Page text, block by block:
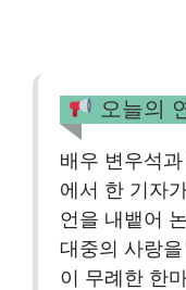
오늘의
배우 변우석
에서 한 기자
언을 내뱉어
대중의 사랑
이 무례한 한